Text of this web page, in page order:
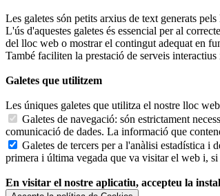
Les galetes són petits arxius de text generats
L'ús d'aquestes galetes és essencial per al
del lloc web o mostrar el contingut adequat en
També faciliten la prestació de serveis
Galetes que utilitzem
Les úniques galetes que utilitza el nostre lloc
Galetes de navegació: són estrictament
comunicació de dades. La informació que
Galetes de tercers per a l'anàlisi estadística i
primera i última vegada que va visitar el web i,
En visitar el nostre aplicatiu, accepteu la